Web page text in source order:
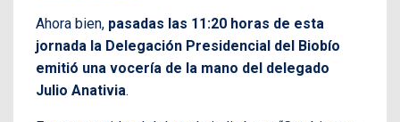
Ahora bien, pasadas las 11:20 horas de esta
jornada la Delegación Presidencial del Biobío
emitió una vocería de la mano del delegado
Julio Anativia.